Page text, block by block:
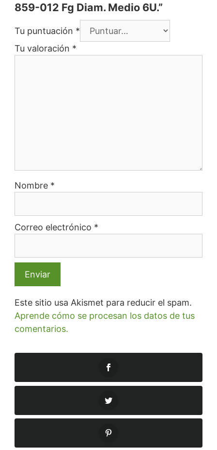
859-012 Fg Diam. Medio 6U.”
Tu puntuación *
Tu valoración *
Nombre *
Correo electrónico *
Este sitio usa Akismet para reducir el spam.
Aprende cómo se procesan los datos de tus
comentarios.